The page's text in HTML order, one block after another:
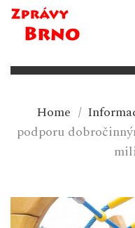
Home /
podporu